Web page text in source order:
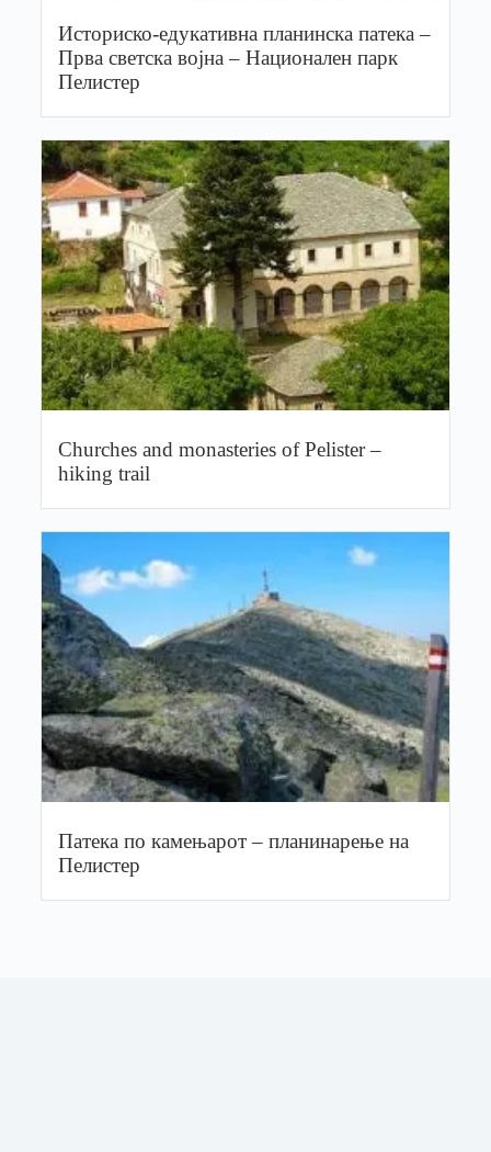
Историско-едукативна планинска патека –
Прва светска војна – Национален парк
Пелистер
Churches and monasteries of Pelister –
hiking trail
Патека по камењарот – планинарење на
Пелистер